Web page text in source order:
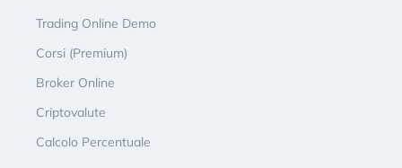
Trading Online Demo
Corsi (Premium)
Broker Online
Criptovalute
Calcolo Percentuale